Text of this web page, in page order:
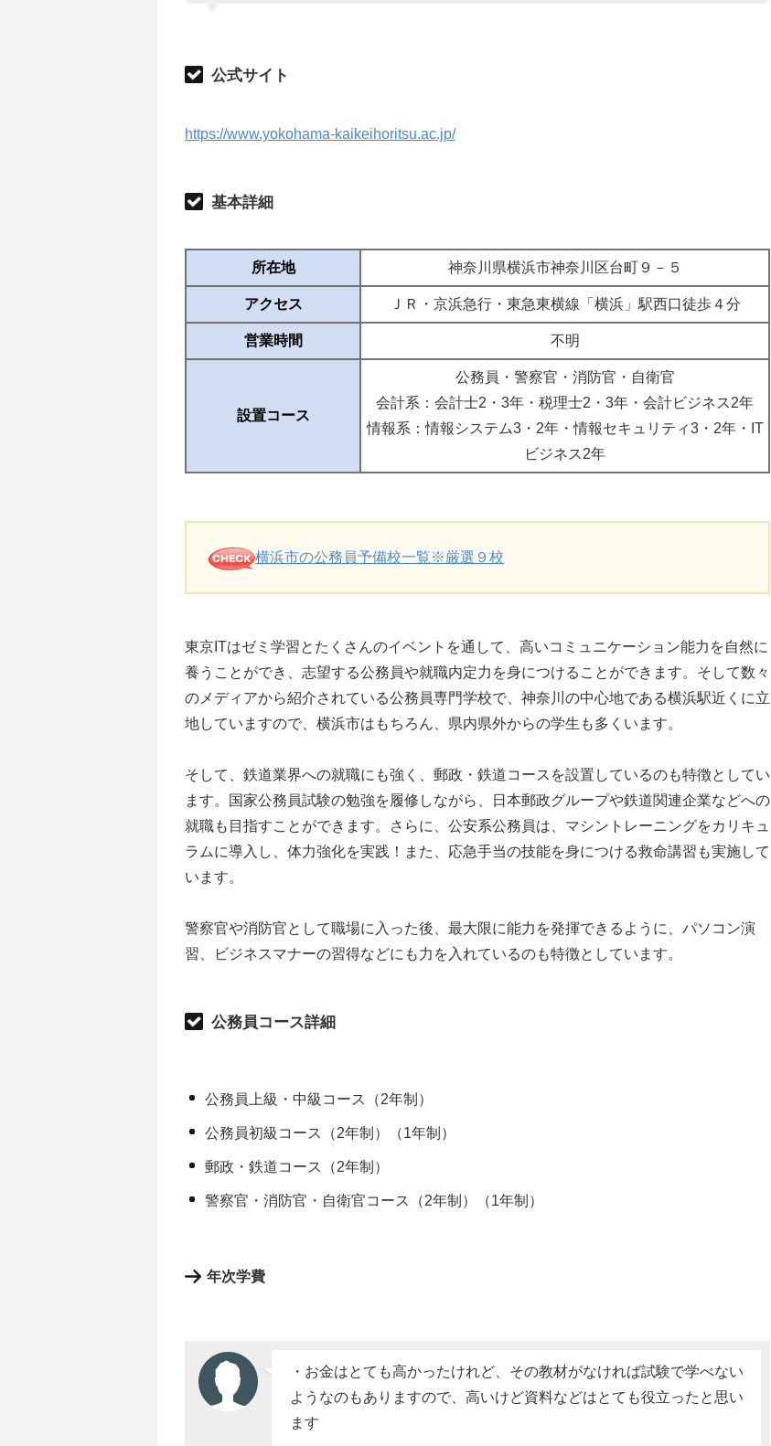
公式サイト
https://www.yokohama-kaikeihoritsu.ac.jp/
基本詳細
所在地 神奈川県横浜市神奈川区台町９－５
アクセス ＪＲ・京浜急行・東急東横線「横浜」駅西口徒歩４分
営業時間 不明
設置コース
公務員・警察官・消防官・自衛官
会計系：会計士2・3年・税理士2・3年・会計ビジネス2年
情報系：情報システム3・2年・情報セキュリティ3・2年・IT
ビジネス2年
横浜市の公務員予備校一覧※厳選９校
東京ITはゼミ学習とたくさんのイベントを通して、高いコミュニケーション能力を自然に
養うことができ、志望する公務員や就職内定力を身につけることができます。そして数々
のメディアから紹介されている公務員専門学校で、神奈川の中心地である横浜駅近くに立
地していますので、横浜市はもちろん、県内県外からの学生も多くいます。
そして、鉄道業界への就職にも強く、郵政・鉄道コースを設置しているのも特徴としてい
ます。国家公務員試験の勉強を履修しながら、日本郵政グループや鉄道関連企業などへの
就職も目指すことができます。さらに、公安系公務員は、マシントレーニングをカリキュ
ラムに導入し、体力強化を実践！また、応急手当の技能を身につける救命講習も実施して
います。
警察官や消防官として職場に入った後、最大限に能力を発揮できるように、パソコン演
習、ビジネスマナーの習得などにも力を入れているのも特徴としています。
公務員コース詳細
公務員上級・中級コース（2年制）
公務員初級コース（2年制）（1年制）
郵政・鉄道コース（2年制）
警察官・消防官・自衛官コース（2年制）（1年制）
年次学費
・お金はとても高かったけれど、その教材がなければ試験で学べない
ようなのもありますので、高いけど資料などはとても役立ったと思い
ます